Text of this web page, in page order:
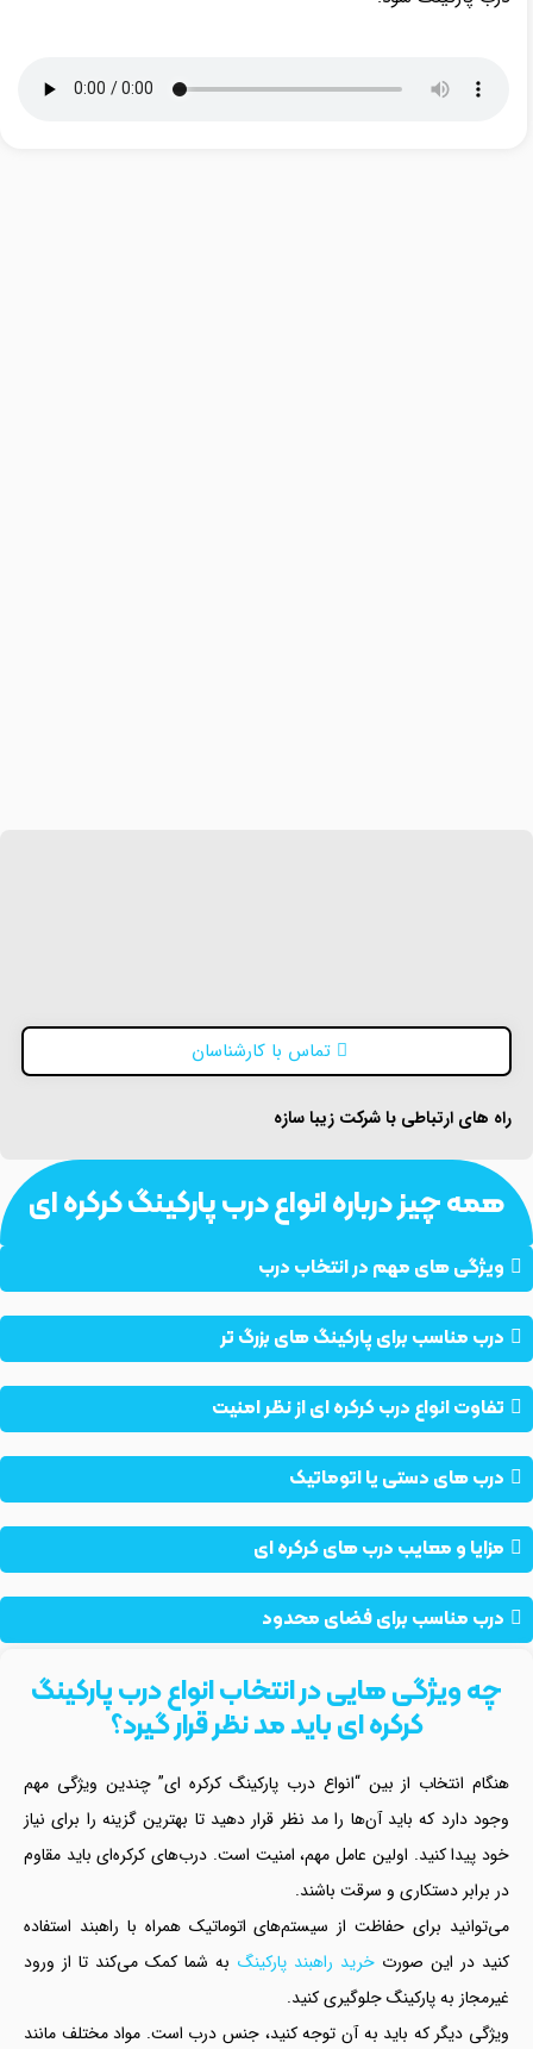
تماس با کارشناسان
راه های ارتباطی با شرکت زیبا سازه
همه چیز درباره انواع درب پارکینگ کرکره ای
ویژگی های مهم در انتخاب درب
درب مناسب برای پارکینگ های بزرگ تر
تفاوت انواع درب کرکره ای از نظر امنیت
درب های دستی یا اتوماتیک
مزایا و معایب درب های کرکره ای
درب مناسب برای فضای محدود
چه ویژگی‌ هایی در انتخاب انواع درب پارکینگ
کرکره ای باید مد نظر قرار گیرد؟
هنگام انتخاب از بین “انواع درب پارکینگ کرکره ای” چندین ویژگی مهم
وجود دارد که باید آن‌ها را مد نظر قرار دهید تا بهترین گزینه را برای نیاز
خود پیدا کنید. اولین عامل مهم، امنیت است. درب‌های کرکره‌ای باید مقاوم
در برابر دستکاری و سرقت باشند.
می‌توانید برای حفاظت از سیستم‌های اتوماتیک همراه با راهبند استفاده
کنید در این صورتخرید راهبند پارکینگبه شما کمک می‌کند تا از ورود
غیرمجاز به پارکینگ جلوگیری کنید.
ویژگی دیگر که باید به آن توجه کنید، جنس درب است. مواد مختلف مانند